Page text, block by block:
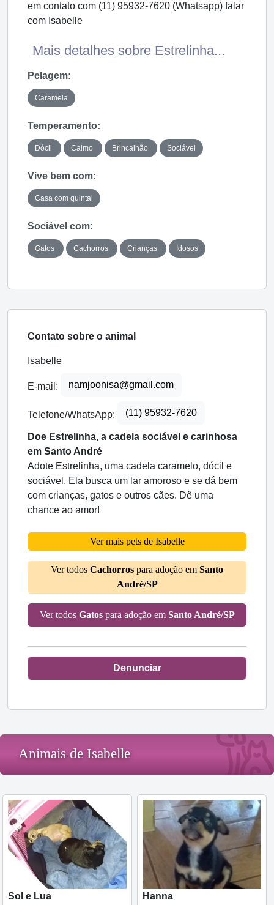
em contato com (11) 95932-7620 (Whatsapp) falar
com Isabelle
Mais detalhes sobre Estrelinha...
Pelagem:
Caramela
Temperamento:
Dócil Calmo Brincalhão Sociável
Vive bem com:
Casa com quintal
Sociável com:
Gatos Cachorros Crianças Idosos
Contato sobre o animal
Isabelle
E-mail: namjoonisa@gmail.com
Telefone/WhatsApp: (11) 95932-7620
Doe Estrelinha, a cadela sociável e carinhosa
em Santo André
Adote Estrelinha, uma cadela caramelo, dócil e
sociável. Ela busca um lar amoroso e se dá bem
com crianças, gatos e outros cães. Dê uma
chance ao amor!
Ver mais pets de Isabelle
Ver todos Cachorros para adoção em Santo
André/SP
Ver todos Gatospara adoção em Santo André/SP
Denunciar
Animais de Isabelle
Sol e Lua Hanna